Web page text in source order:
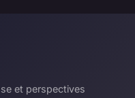
et perspectives